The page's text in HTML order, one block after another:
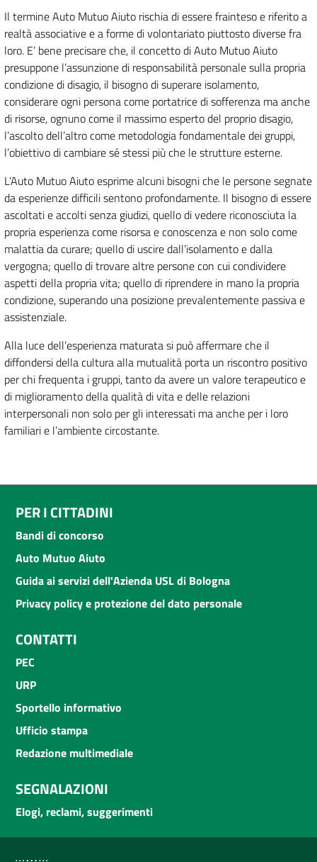
Il termine Auto Mutuo Aiuto rischia di essere frainteso e riferito a
realtà associative e a forme di volontariato piuttosto diverse fra
loro. E’ bene precisare che, il concetto di Auto Mutuo Aiuto
presuppone l’assunzione di responsabilità personale sulla propria
condizione di disagio, il bisogno di superare isolamento,
considerare ogni persona come portatrice di sofferenza ma anche
di risorse, ognuno come il massimo esperto del proprio disagio,
l’ascolto dell’altro come metodologia fondamentale dei gruppi,
l’obiettivo di cambiare sé stessi più che le strutture esterne.
L’Auto Mutuo Aiuto esprime alcuni bisogni che le persone segnate
da esperienze difficili sentono profondamente. Il bisogno di essere
ascoltati e accolti senza giudizi, quello di vedere riconosciuta la
propria esperienza come risorsa e conoscenza e non solo come
malattia da curare; quello di uscire dall’isolamento e dalla
vergogna; quello di trovare altre persone con cui condividere
aspetti della propria vita; quello di riprendere in mano la propria
condizione, superando una posizione prevalentemente passiva e
assistenziale.
Alla luce dell’esperienza maturata si può affermare che il
diffondersi della cultura alla mutualità porta un riscontro positivo
per chi frequenta i gruppi, tanto da avere un valore terapeutico e
di miglioramento della qualità di vita e delle relazioni
interpersonali non solo per gli interessati ma anche per i loro
familiari e l’ambiente circostante.
PER I CITTADINI
Bandi di concorso
Auto Mutuo Aiuto
Guida ai servizi dell'Azienda USL di Bologna
Privacy policy e protezione del dato personale
CONTATTI
PEC
URP
Sportello informativo
Ufficio stampa
Redazione multimediale
SEGNALAZIONI
Elogi, reclami, suggerimenti